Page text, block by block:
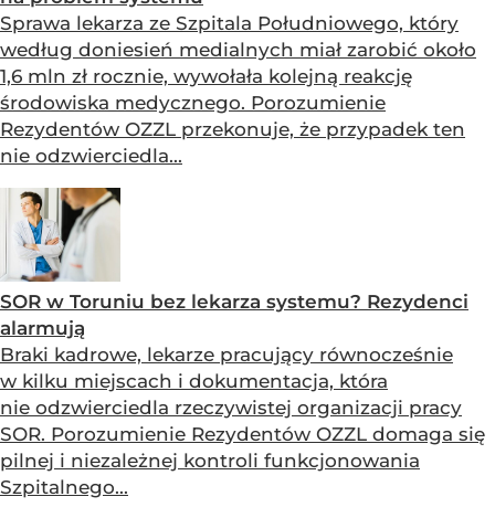
Sprawa lekarza ze Szpitala Południowego, który
według doniesień medialnych miał zarobić około
1,6 mln zł rocznie, wywołała kolejną reakcję
środowiska medycznego. Porozumienie
Rezydentów OZZL przekonuje, że przypadek ten
nie odzwierciedla...
SOR w Toruniu bez lekarza systemu? Rezydenci
alarmują
Braki kadrowe, lekarze pracujący równocześnie
w kilku miejscach i dokumentacja, która
nie odzwierciedla rzeczywistej organizacji pracy
SOR. Porozumienie Rezydentów OZZL domaga się
pilnej i niezależnej kontroli funkcjonowania
Szpitalnego...